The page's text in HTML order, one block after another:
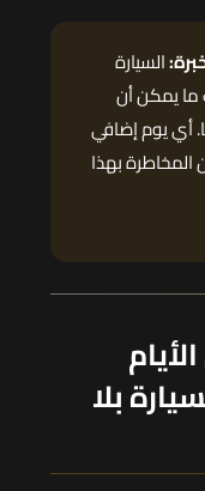
السيارة
ما يمكن أن
أي يوم إضافي
بهذا
بلا